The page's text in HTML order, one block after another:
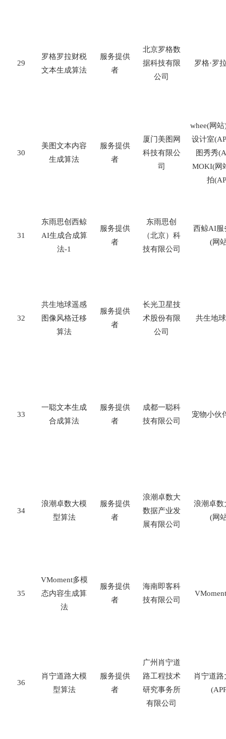
29
罗格罗拉财税
文本生成算法
服务提供
者
北京罗格数
据科技有限
公司
罗格·罗
30
美图文本内容
生成算法
服务提供
者
厦门美图网
科技有限公
司
whee(网站
设计室
图秀秀
MOKI(网
拍
31
东雨思创西鲸
AI生成合成算
法-1
服务提供
者
东雨思创
（北京）科
技有限公司
西鲸AI
(网
32
共生地球遥感
图像风格迁移
算法
服务提供
者
长光卫星技
术股份有限
公司
共生地球
33
一聪文本生成
合成算法
服务提供
者
成都一聪科
技有限公司
宠物小伙
34
浪潮卓数大模
型算法
服务提供
者
浪潮卓数大
数据产业发
展有限公司
浪潮卓数
(网
35
VMoment多模
态内容生成算
法
服务提供
者
海南即客科
技有限公司
36
肖宁道路大模
型算法
服务提供
者
广州肖宁道
路工程技术
研究事务所
有限公司
肖宁道路